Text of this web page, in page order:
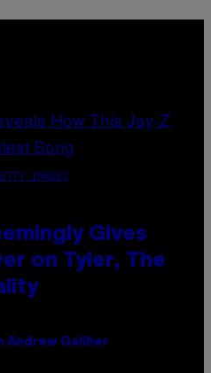
IMAGES
Gives
on Tyler, The
Andrew Galiher